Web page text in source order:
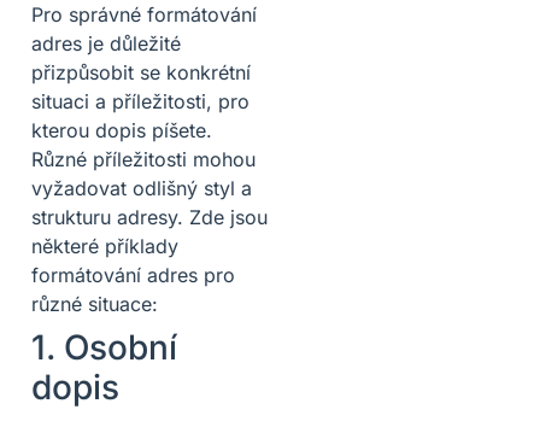
Pro správné formátování
adres je důležité
přizpůsobit se konkrétní
situaci a příležitosti, pro
kterou dopis píšete.
Různé příležitosti mohou
vyžadovat odlišný styl a
strukturu adresy. Zde jsou
některé příklady
formátování adres pro
různé situace:
1. Osobní
dopis